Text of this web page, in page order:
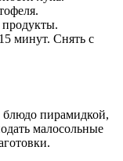
минут. Снять с
блюдо пирамидкой,
малосольные